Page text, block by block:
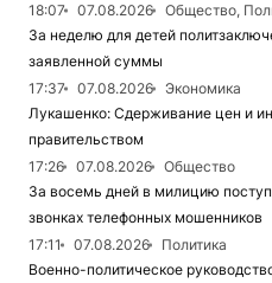
18:07
07.08.2026
Общество,
За неделю для детей
заявленной суммы
17:37
07.08.2026
Экономика
Лукашенко: Сдерживание цен и
правительством
17:26
07.08.2026
Общество
За восемь дней в милицию
звонках телефонных мошенников
17:11
07.08.2026
Политика
Военно-политическое